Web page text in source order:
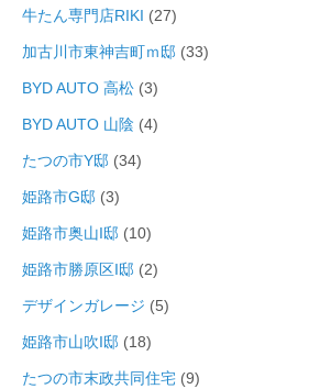
牛たん専門店RIKI (27)
加古川市東神吉町ｍ邸 (33)
BYD AUTO 高松 (3)
BYD AUTO 山陰 (4)
たつの市Y邸 (34)
姫路市G邸 (3)
姫路市奥山I邸 (10)
姫路市勝原区I邸 (2)
デザインガレージ (5)
姫路市山吹I邸 (18)
たつの市末政共同住宅 (9)